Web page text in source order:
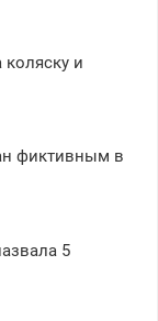
и
фиктивным в
5